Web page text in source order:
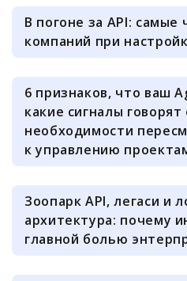
В погоне за API: самые
компаний при
6 признаков, что ваш
какие сигналы говорят
необходимости
к управлению
Зоопарк API, легаси и
архитектура: почему
главной болью